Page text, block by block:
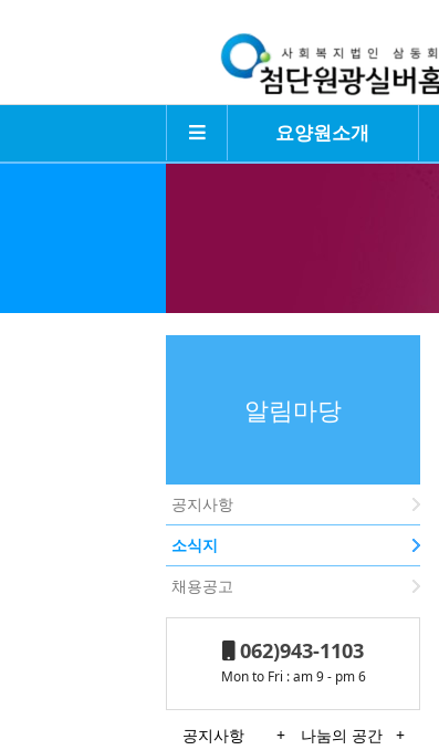
요양원소개
알림마당
공지사항
소식지
채용공고
062)943-1103
Mon to Fri : am 9 - pm 6
공지사항 + 나눔의 공간 +